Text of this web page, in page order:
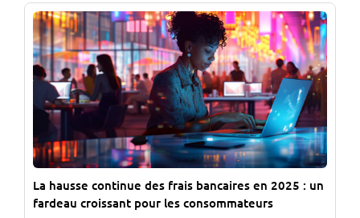
La hausse continue des frais bancaires en 2025 : un
fardeau croissant pour les consommateurs